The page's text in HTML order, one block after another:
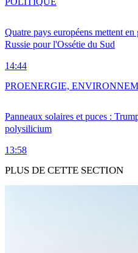
Quatre pays européens mettent
Russie pour l'Ossétie du Sud
14:44
Panneaux solaires et puces :
polysilicium
13:58
PROENERGIE,
PLUS DE CETTE SECTION